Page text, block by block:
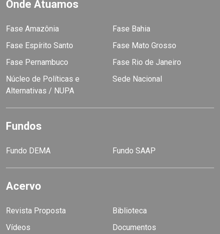
Onde Atuamos
Fase Amazônia
Fase Bahia
Fase Espírito Santo
Fase Mato Grosso
Fase Pernambuco
Fase Rio de Janeiro
Núcleo de Políticas e
Alternativas / NUPA
Sede Nacional
Fundos
Fundo DEMA Fundo SAAP
Acervo
Revista Proposta
Biblioteca
Vídeos
Documentos